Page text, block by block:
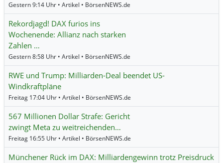
Gestern 9:14 Uhr • Artikel • BörsenNEWS.de
Rekordjagd! DAX furios ins
Wochenende: Allianz nach starken
Zahlen …
Gestern 8:58 Uhr • Artikel • BörsenNEWS.de
RWE und Trump: Milliarden-Deal beendet US-
Windkraftpläne
Freitag 17:04 Uhr • Artikel • BörsenNEWS.de
567 Millionen Dollar Strafe: Gericht
zwingt Meta zu weitreichenden…
Freitag 16:55 Uhr • Artikel • BörsenNEWS.de
Münchener Rück im DAX: Milliardengewinn trotz Preisdruck